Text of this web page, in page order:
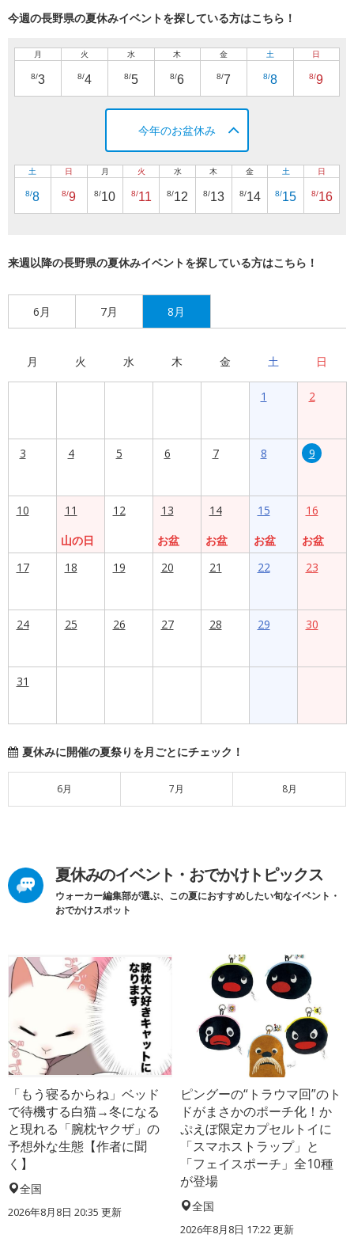
今週の長野県の夏休みイベントを探している方はこちら！
月
8/3
火
8/4
水
8/5
木
8/6
金
8/7
土
8/8
日
8/9
今年のお盆休み
土
8/8
日
8/9
月
8/10
火
8/11
水
8/12
木
8/13
金
8/14
土
8/15
日
8/16
来週以降の長野県の夏休みイベントを探している方はこちら！
6月 7月 8月
月 火 水 木 金 土 日
1 2
3 4 5 6 7 8 9
10
11
山の日
12
13
お盆
14
お盆
15
お盆
16
お盆
17
18 19 20 21 22 23
24 25 26 27 28 29 30
31
夏休みに開催の夏祭りを月ごとにチェック！
6月 7月 8月
夏休みのイベント・おでかけトピックス
ウォーカー編集部が選ぶ、この夏におすすめしたい旬なイベント・
おでかけスポット
「もう寝るからね」ベッド
で待機する白猫→冬になる
と現れる「腕枕ヤクザ」の
予想外な生態【作者に聞
く】
全国
2026年8月8日 20:35 更新
ピングーの“トラウマ回”のト
ドがまさかのポーチ化！か
ぷえぼ限定カプセルトイに
「スマホストラップ」と
「フェイスポーチ」全10種
が登場
全国
2026年8月8日 17:22更新